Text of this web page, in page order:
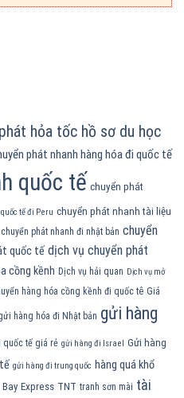
hỏa tốc hồ sơ du học
phát nhanh hàng hóa đi quốc tế
quốc tế chuyển phát
tế đi Peru chuyển phát nhanh tài liệu
chuyển phát nhanh đi nhật bản chuyển
quốc tế dịch vụ chuyển phát
cồng kềnh Dịch vụ hải quan Dịch vụ mở
hàng hóa cồng kềnh đi quốc tê Giá
hàng hóa đi Nhật bản gửi hàng
quốc tế giá rẻ gửi hàng đi Israel Gửi hàng
gửi hàng đi trung quốc hàng quá khổ
Bay Express TNT tranh sơn mài tài